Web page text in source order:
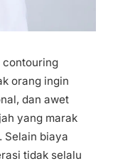
contouring
orang ingin
dan awet
yang marak
Selain biaya
tidak selalu